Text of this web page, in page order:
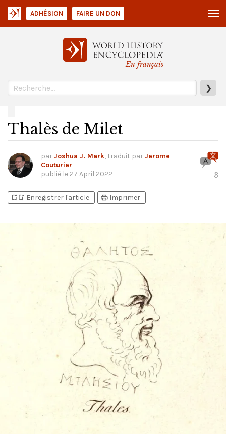
En français
❯
ADHÉSION FAIRE UN DON
Thalès de Milet
par Joshua J. Mark, traduit par Jerome
Couturier
publié le 27 April 2022 3
bookmark_addbookmark_added Enregistrer l'article print Imprimer